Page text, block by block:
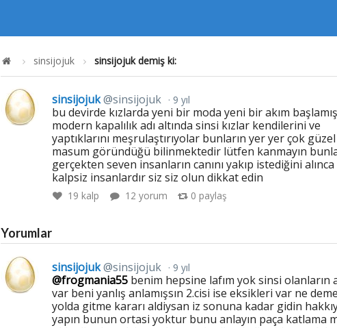
sinsijojuk sinsijojuk demiş ki:
sinsijojuk@sinsijojuk 9 yıl
bu devirde kızlarda yeni bir moda yeni bir akım başlamış
modern kapalılık adı altında sinsi kızlar kendilerini ve
yaptıklarını meşrulaştırıyolar bunların yer yer çok
masum göründüğü bilinmektedir lütfen kanmayın
gerçekten seven insanların canını yakıp istediğini
kalpsiz insanlardır siz siz olun dikkat edin
19 kalp 12 yorum 0 paylaş
Yorumlar
sinsijojuk@sinsijojuk 9 yıl
@frogmania55benim hepsine lafım yok sinsi olanların
var beni yanlış anlamışsın 2.cisi ise eksikleri var ne
yolda gitme kararı aldiysan iz sonuna kadar gidin
yapın bunun ortasi yoktur bunu anlayın paça katlama